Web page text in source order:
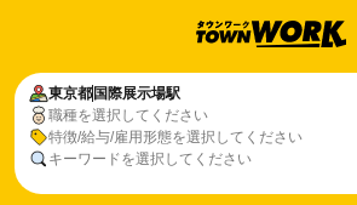
東京都 国際展示場駅
職種を選択してください
特徴/給与/雇用形態を選択してください
キーワードを選択してください
東京都 国際展示場駅
職種、特徴、キーワードを選択してください